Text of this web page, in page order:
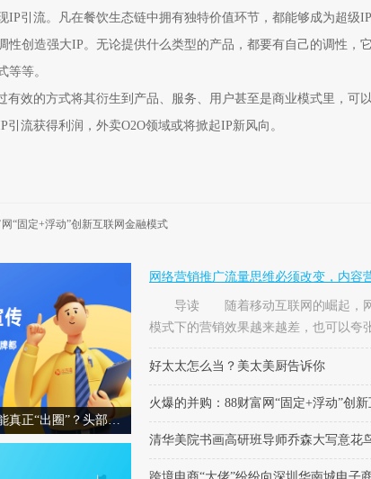
IP引流。凡在餐饮生态链中拥有独特价值环节，都能够成为超级
性创造强大IP。无论提供什么类型的产品，都要有自己的调性，
等等。
效的方式将其衍生到产品、服务、用户甚至是商业模式里，可
引流获得利润，外卖O2O领域或将掀起IP新风向。
“固定+浮动”创新互联网金融模式
企业宣传软文怎么写才能真正“出圈”？头部品牌都在用的“三层传播”策略揭秘
网络营销推广流量思维必须改变，内容
导读 随着移动互联网的崛起，网
模式下的营销效果越来越差，也可以夸
销，才能才能在用户注意力
好太太怎么当？美太美厨告诉你
火爆的并购：88财富网“固定+浮动”创
清华美院书画高研班导师乔森大写意花